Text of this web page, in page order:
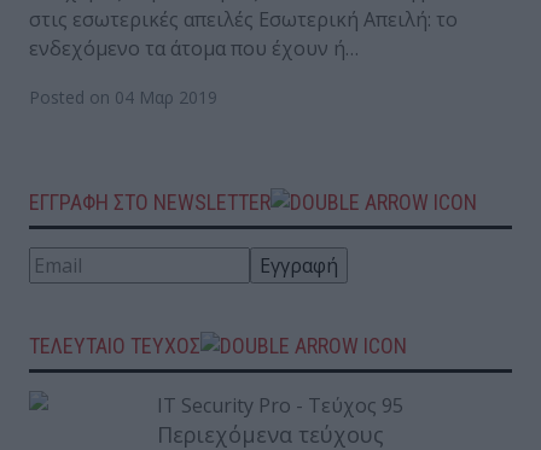
στις εσωτερικές απειλές Εσωτερική Απειλή: το
ενδεχόμενο τα άτομα που έχουν ή…
Posted on 04 Μαρ 2019
ΕΓΓΡΑΦΗ ΣΤΟ NEWSLETTER
ΤΕΛΕΥΤΑΙΟ ΤΕΥΧΟΣ
Περιεχόμενα τεύχους